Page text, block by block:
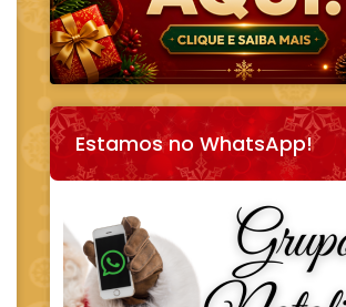
Estamos no WhatsApp!